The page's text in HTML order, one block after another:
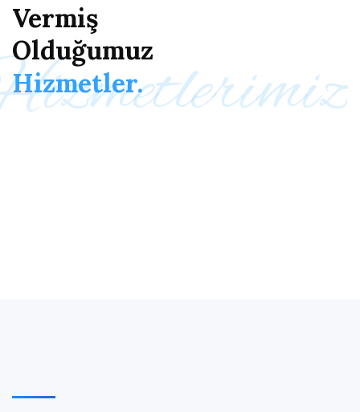
Vermiş
Olduğumuz
Hizmetler.